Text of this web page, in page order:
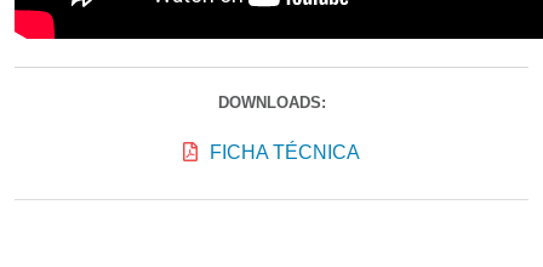
DOWNLOADS:
FICHA TÉCNICA